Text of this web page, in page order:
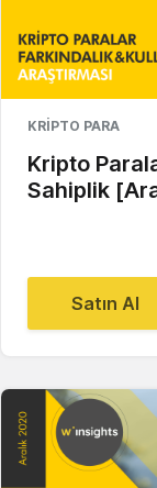
KRIPTO PARA
Kripto
Sahiplik
Satın Al